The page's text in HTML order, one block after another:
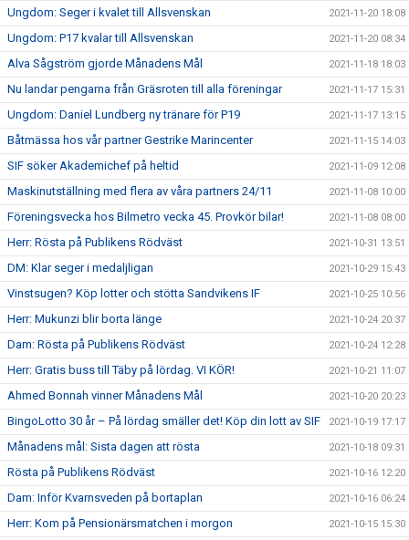
Ungdom: Seger i kvalet till Allsvenskan 2021-11-20 18:08
Ungdom: P17 kvalar till Allsvenskan 2021-11-20 08:34
Alva Sågström gjorde Månadens Mål 2021-11-18 18:03
Nu landar pengarna från Gräsroten till alla föreningar 2021-11-17 15:31
Ungdom: Daniel Lundberg ny tränare för P19 2021-11-17 13:15
Båtmässa hos vår partner Gestrike Marincenter 2021-11-15 14:03
SIF söker Akademichef på heltid 2021-11-09 12:08
Maskinutställning med flera av våra partners 24/11 2021-11-08 10:00
Föreningsvecka hos Bilmetro vecka 45. Provkör bilar! 2021-11-08 08:00
Herr: Rösta på Publikens Rödväst 2021-10-31 13:51
DM: Klar seger i medaljligan 2021-10-29 15:43
Vinstsugen? Köp lotter och stötta Sandvikens IF 2021-10-25 10:56
Herr: Mukunzi blir borta länge 2021-10-24 20:37
Dam: Rösta på Publikens Rödväst 2021-10-24 12:28
Herr: Gratis buss till Täby på lördag. VI KÖR! 2021-10-21 11:07
Ahmed Bonnah vinner Månadens Mål 2021-10-20 20:23
BingoLotto 30 år – På lördag smäller det! Köp din lott av SIF 2021-10-19 17:17
Månadens mål: Sista dagen att rösta 2021-10-18 09:31
Rösta på Publikens Rödväst 2021-10-16 12:20
Dam: Inför Kvarnsveden på bortaplan 2021-10-16 06:24
Herr: Kom på Pensionärsmatchen i morgon 2021-10-15 15:30